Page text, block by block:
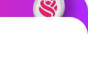
ветку в